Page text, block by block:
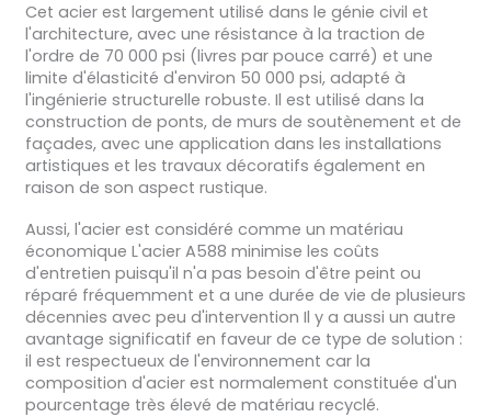
Cet acier est largement utilisé dans le génie civil et
l'architecture, avec une résistance à la traction de
l'ordre de 70 000 psi (livres par pouce carré) et une
limite d'élasticité d'environ 50 000 psi, adapté à
l'ingénierie structurelle robuste. Il est utilisé dans la
construction de ponts, de murs de soutènement et de
façades, avec une application dans les installations
artistiques et les travaux décoratifs également en
raison de son aspect rustique.
Aussi, l'acier est considéré comme un matériau
économique L'acier A588 minimise les coûts
d'entretien puisqu'il n'a pas besoin d'être peint ou
réparé fréquemment et a une durée de vie de plusieurs
décennies avec peu d'intervention Il y a aussi un autre
avantage significatif en faveur de ce type de solution :
il est respectueux de l'environnement car la
composition d'acier est normalement constituée d'un
pourcentage très élevé de matériau recyclé.